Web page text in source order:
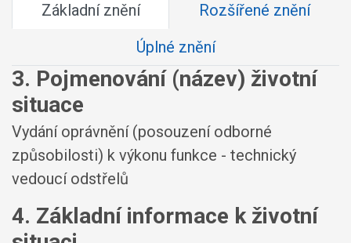
Základní znění
Rozšířené znění
Úplné znění
3. Pojmenování (název) životní
situace
Vydání oprávnění (posouzení odborné
způsobilosti) k výkonu funkce - technický
vedoucí odstřelů
4. Základní informace k životní